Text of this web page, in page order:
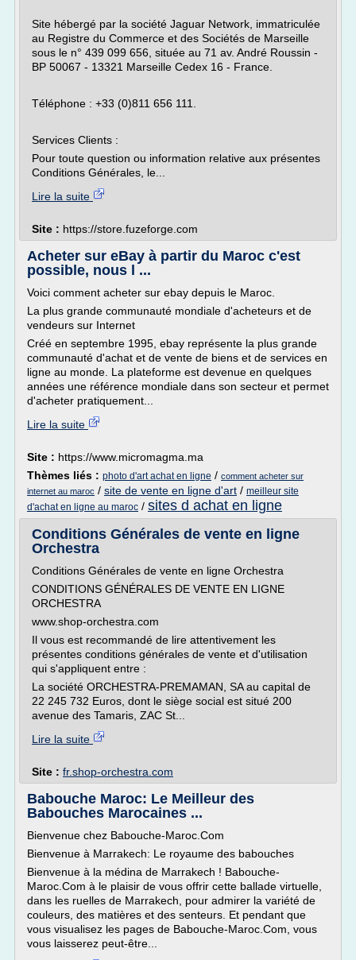
Site hébergé par la société Jaguar Network, immatriculée
au Registre du Commerce et des Sociétés de Marseille
sous le n° 439 099 656, située au 71 av. André Roussin -
BP 50067 - 13321 Marseille Cedex 16 - France.
Téléphone : +33 (0)811 656 111.
Services Clients :
Pour toute question ou information relative aux présentes
Conditions Générales, le...
Lire la suite
Site : https://store.fuzeforge.com
Acheter sur eBay à partir du Maroc c'est
possible, nous l ...
Voici comment acheter sur ebay depuis le Maroc.
La plus grande communauté mondiale d'acheteurs et de
vendeurs sur Internet
Créé en septembre 1995, ebay représente la plus grande
communauté d'achat et de vente de biens et de services en
ligne au monde. La plateforme est devenue en quelques
années une référence mondiale dans son secteur et permet
d'acheter pratiquement...
Lire la suite
Site : https://www.micromagma.ma
Thèmes liés : photo d'art achat en ligne / comment acheter sur
internet au maroc / site de vente en ligne d'art / meilleur site
d'achat en ligne au maroc / sites d achat en ligne
Conditions Générales de vente en ligne
Orchestra
Conditions Générales de vente en ligne Orchestra
CONDITIONS GÉNÉRALES DE VENTE EN LIGNE
ORCHESTRA
www.shop-orchestra.com
Il vous est recommandé de lire attentivement les
présentes conditions générales de vente et d'utilisation
qui s'appliquent entre :
La société ORCHESTRA-PREMAMAN, SA au capital de
22 245 732 Euros, dont le siège social est situé 200
avenue des Tamaris, ZAC St...
Lire la suite
Site : fr.shop-orchestra.com
Babouche Maroc: Le Meilleur des
Babouches Marocaines ...
Bienvenue chez Babouche-Maroc.Com
Bienvenue à Marrakech: Le royaume des babouches
Bienvenue à la médina de Marrakech ! Babouche-
Maroc.Com à le plaisir de vous offrir cette ballade virtuelle,
dans les ruelles de Marrakech, pour admirer la variété de
couleurs, des matières et des senteurs. Et pendant que
vous visualisez les pages de Babouche-Maroc.Com, vous
vous laisserez peut-être...